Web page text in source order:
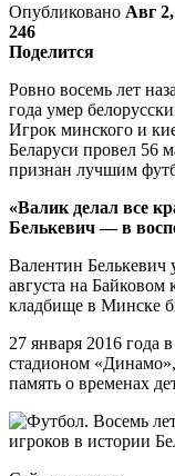
Опубликовано Авг
246
Поделится
Ровно восемь лет
года умер
Игрок минского и
Беларуси провел 56
признан лучшим
«Валик делал все
Белькевич — в
Валентин Белькевич
августа на
кладбище в Минске
27 января 2016 года
стадионом
память о временах